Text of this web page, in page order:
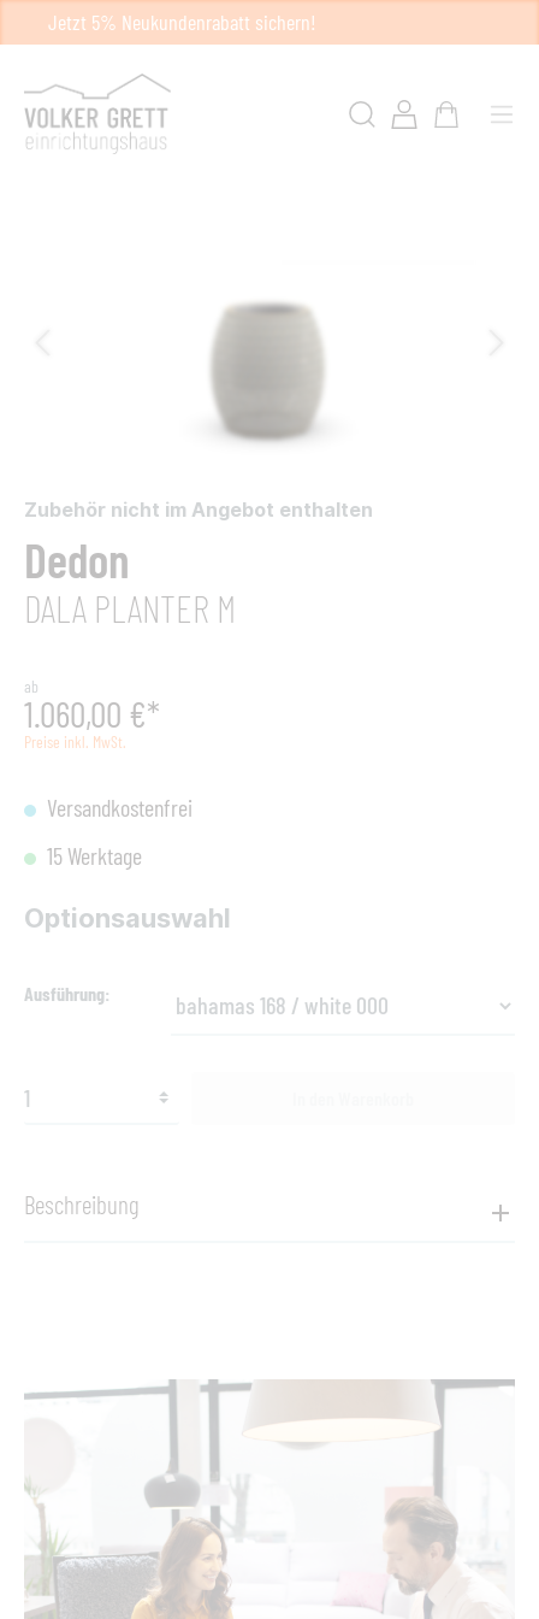
Jetzt 5% Neukundenrabatt sichern!
Zubehör nicht im Angebot enthalten
Dedon
DALA PLANTER M
ab
1.060,00 €*
Preise inkl. MwSt.
Versandkostenfrei
15 Werktage
Optionsauswahl
Ausführung
Beschreibung
den Entwicklungsländern. Oberfläche und Struktur
verschmelzen bei dieser vielseitigen Kollektion von Stephen
Burks, bei der jedes Stück mit einem pulverbeschichteten
Rahmen aus Aluminium-Streckmetall beginnt, in den DEDONs
Meisterflechter die farbenfrohen Stränge unserer
revolutionären Faser fädeln.
Die Übertöpfe und Laternen der Dala Kollektion bestehen aus